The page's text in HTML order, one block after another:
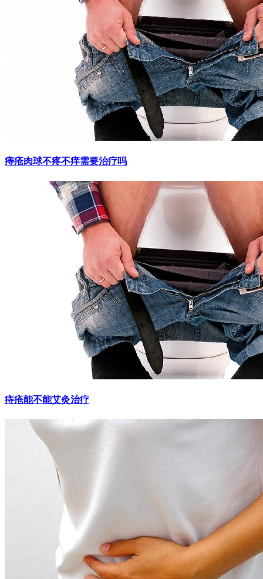
痔疮肉球不疼不痒需要治疗吗
痔疮能不能艾灸治疗